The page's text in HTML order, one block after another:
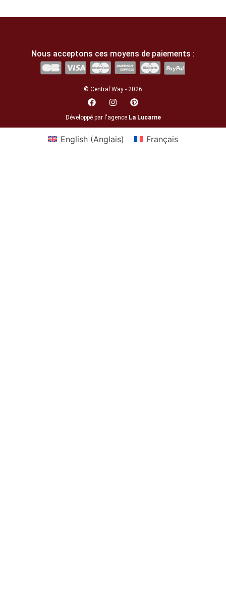
Nous acceptons ces moyens de paiements :
© Central Way - 2026
Développé par l'agence La Lucarne
English(Anglais) Français